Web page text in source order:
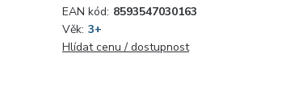
EAN kód: 8593547030163
Věk: 3+
Hlídat cenu / dostupnost